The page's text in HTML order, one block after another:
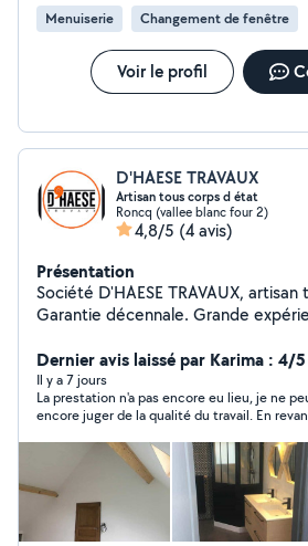
Menuiserie Changement de fenêtre
Voir le profil
D'HAESE TRAVAUX
Artisan tous corps d état
Roncq (vallee blanc four 2)
4,8/5 (4 avis)
Présentation
Société D'HAESE TRAVAUX,
Garantie décennale. Grande expérience Le numéro de
du devis dans les 14 jours légaux de
Puisque nous avons été spolié Les chantiers en.photo
sont visitables sur demande.
Dernier avis laissé par Karima : 4/5
Il y a 7 jours
La prestation n'a pas encore eu lieu, je ne
encore juger de la qualité du travail. En
conseiller. Les échanges ont été agréables
J'attends désormais la réalisation de la
confiance.